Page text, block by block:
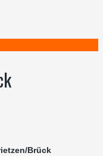
Brück